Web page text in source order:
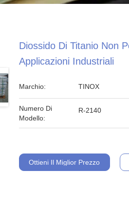
Diossido Di Titanio Non
Applicazioni Industriali
Marchio: TINOX
Numero Di
Modello:
R-2140
Ottieni Il Miglior Prezzo